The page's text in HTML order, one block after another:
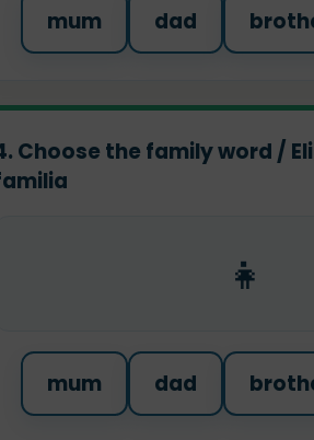
mum dad
Choose the family word /
👧
mum dad